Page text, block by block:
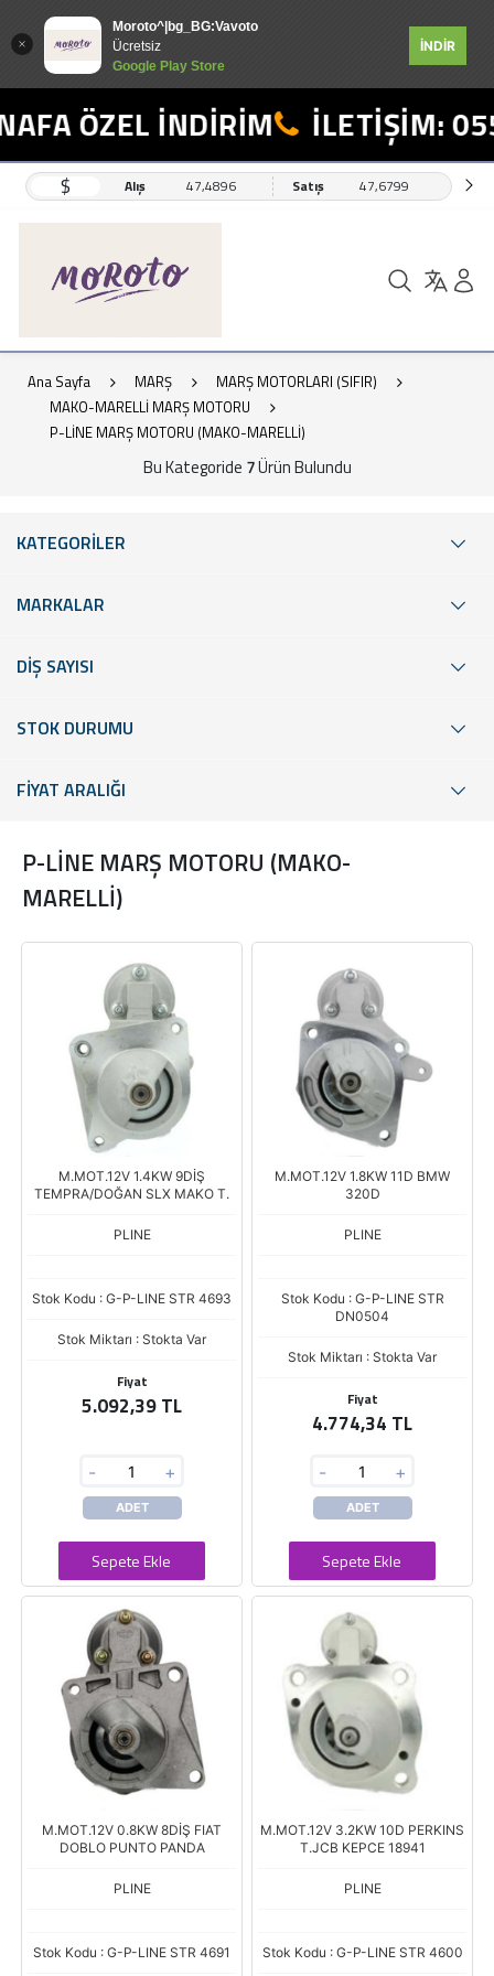
Moroto^|bg_BG:Vavoto
Ücretsiz
Google Play Store
İNDİR
ÖZEL İNDİRİM İLETİŞİM:
$ Alış 47,4896 Satış 47,6799
Ana Sayfa MARŞ
MARŞ MOTORLARI (SIFIR)
MAKO-MARELLİ MARŞ MOTORU
P-LİNE MARŞ MOTORU (MAKO-MARELLİ)
Bu Kategoride 7Ürün Bulundu
KATEGORİLER
MARKALAR
DİŞ SAYISI
STOK DURUMU
FİYAT ARALIĞI
P-LİNE MARŞ MOTORU (MAKO-
MARELLİ)
M.MOT.12V 1.4KW 9DİŞ
TEMPRA/DOĞAN SLX MAKO T.
PLINE
Stok Kodu : G-P-LINE STR 4693
Stok Miktarı : Stokta Var
Fiyat
5.092,39 TL
- +
ADET
Sepete Ekle
M.MOT.12V 1.8KW 11D BMW
320D
PLINE
Stok Kodu : G-P-LINE STR
DN0504
Stok Miktarı : Stokta Var
Fiyat
4.774,34 TL
- +
ADET
Sepete Ekle
M.MOT.12V 0.8KW 8DİŞ FIAT
DOBLO PUNTO PANDA
PLINE
Stok Kodu : G-P-LINE STR 4691
M.MOT.12V 3.2KW 10D PERKINS
T.JCB KEPCE 18941
PLINE
Stok Kodu : G-P-LINE STR 4600